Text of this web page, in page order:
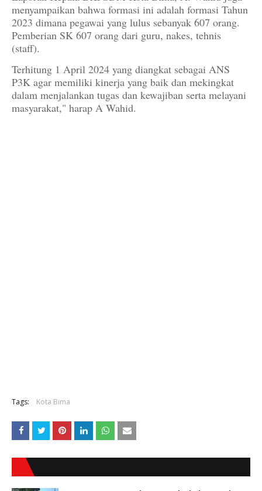
menyampaikan bahwa formasi ini adalah formasi Tahun
2023 dimana pegawai yang lulus sebanyak 607 orang.
Pemberian SK 607 orang dari guru, nakes, tehnis
(staff).
Terhitung 1 April 2024 yang diangkat sebagai ANS
P3K agar memiliki kinerja yang baik dan mekingkat
dalam menjalankan tugas dan kewajiban serta melayani
masyarakat," harap A Wahid.
Tags: Kota Bima